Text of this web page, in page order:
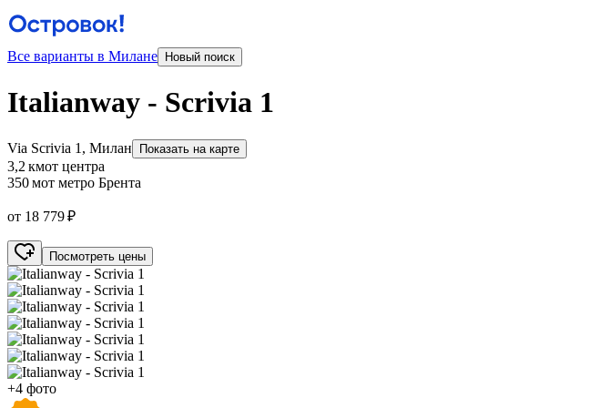
Все варианты в Милане Новый поиск
Italianway - Scrivia 1
Via Scrivia 1, Милан Показать на карте
3,2 кмот центра
350 мот метро Брента
от 18 779 ₽
Посмотреть цены
+4 фото